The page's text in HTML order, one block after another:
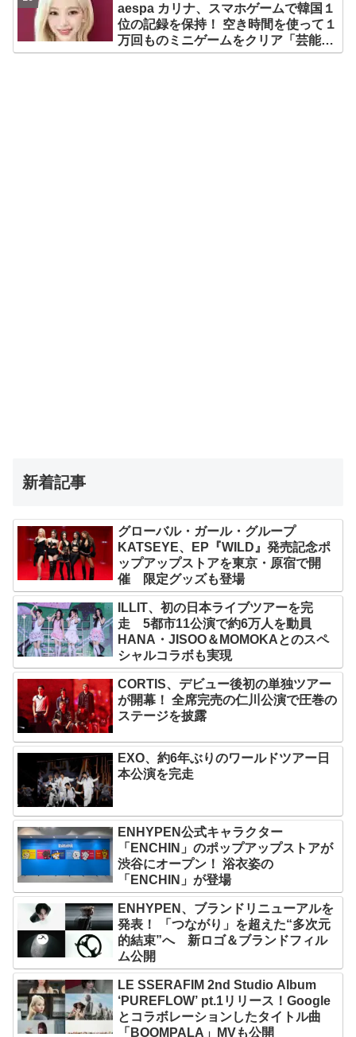
aespa カリナ、スマホゲームで韓国１
位の記録を保持！ 空き時間を使って１
万回ものミニゲームをクリア「芸能人
たちが時間がないと言っているのは全
新着記事
グローバル・ガール・グループ
KATSEYE、EP『WILD』発売記念ポ
ップアップストアを東京・原宿で開
催 限定グッズも登場
ILLIT、初の日本ライブツアーを完
走 5都市11公演で約6万人を動員
HANA・JISOO＆MOMOKAとのスペ
シャルコラボも実現
CORTIS、デビュー後初の単独ツアー
が開幕！ 全席完売の仁川公演で圧巻の
ステージを披露
EXO、約6年ぶりのワールドツアー日
本公演を完走
ENHYPEN公式キャラクター
「ENCHIN」のポップアップストアが
渋谷にオープン！ 浴衣姿の
「ENCHIN」が登場
ENHYPEN、ブランドリニューアルを
発表！ 「つながり」を超えた“多次元
的結束”へ 新ロゴ＆ブランドフィル
ム公開
LE SSERAFIM 2nd Studio Album
‘PUREFLOW’ pt.1リリース！Google
とコラボレーションしたタイトル曲
「BOOMPALA」MVも公開